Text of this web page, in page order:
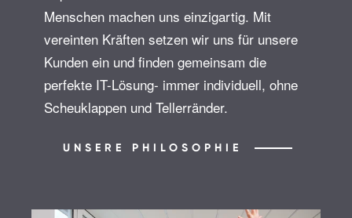
Menschen machen uns einzigartig. Mit
vereinten Kräften setzen wir uns für unsere
Kunden ein und finden gemeinsam die
perfekte IT-Lösung- immer individuell, ohne
Scheuklappen und Tellerränder.
UNSERE PHILOSOPHIE